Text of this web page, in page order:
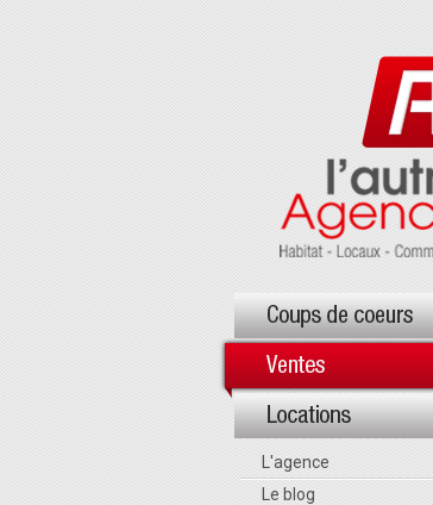
L'agence
Le blog